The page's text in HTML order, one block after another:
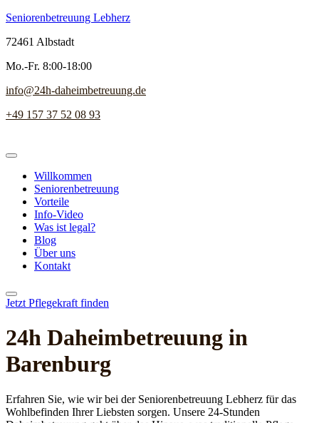
Seniorenbetreuung Lebherz
72461 Albstadt
Mo.-Fr. 8:00-18:00
info@24h-daheimbetreuung.de
+49 157 37 52 08 93
Willkommen
Seniorenbetreuung
Vorteile
Info-Video
Was ist legal?
Blog
Über uns
Kontakt
Jetzt Pflegekraft finden
24h Daheim­betreuung in
Barenburg
Erfahren Sie, wie wir bei der Seniorenbetreuung Lebherz für das
Wohlbefinden Ihrer Liebsten sorgen. Unsere 24-Stunden